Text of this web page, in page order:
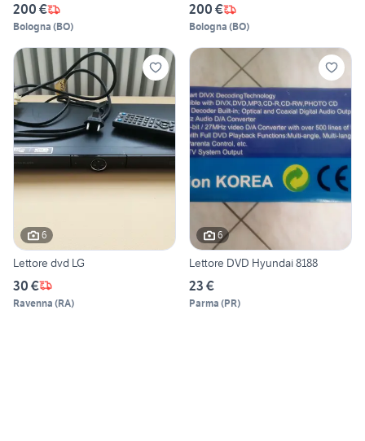
200 €
Bologna (BO)
200 €
Bologna (BO)
6
Lettore dvd LG
30 €
Ravenna (RA)
6
Lettore DVD Hyundai 8188
23 €
Parma (PR)